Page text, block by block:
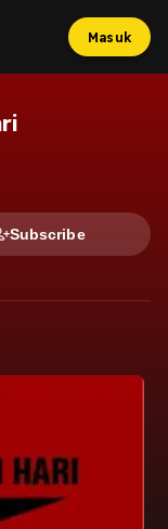
Masuk
Subscribe